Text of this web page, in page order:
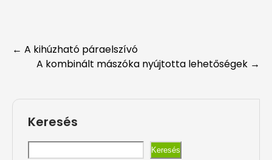
Post
navigation
← A kihúzható páraelszívó
A kombinált mászóka nyújtotta lehetőségek →
Keresés
Keresés